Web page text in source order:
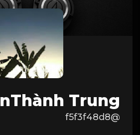
Trung
@f5f3f48d8